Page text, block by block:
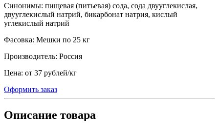
Синонимы: пищевая (питьевая) сода, сода двууглекислая,
двууглекислый натрий, бикарбонат натрия, кислый
углекислый натрий
Фасовка: Мешки по 25 кг
Производитель: Россия
Цена: от 37 рублей/кг
Оформить заказ
Описание товара